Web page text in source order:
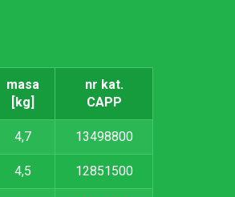
masa
[kg]
nr kat.
CAPP
4,7 13498800
4,5 12851500